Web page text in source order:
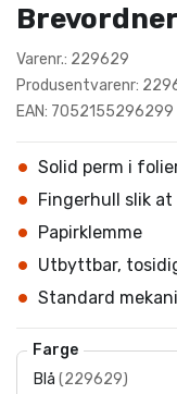
Varenr.: 229629
Produsentvarenr:
EAN: 7052155296299
Solid perm i
Fingerhull slik
Papirklemme
Utbyttbar,
Standard
Farge
Blå (229629)